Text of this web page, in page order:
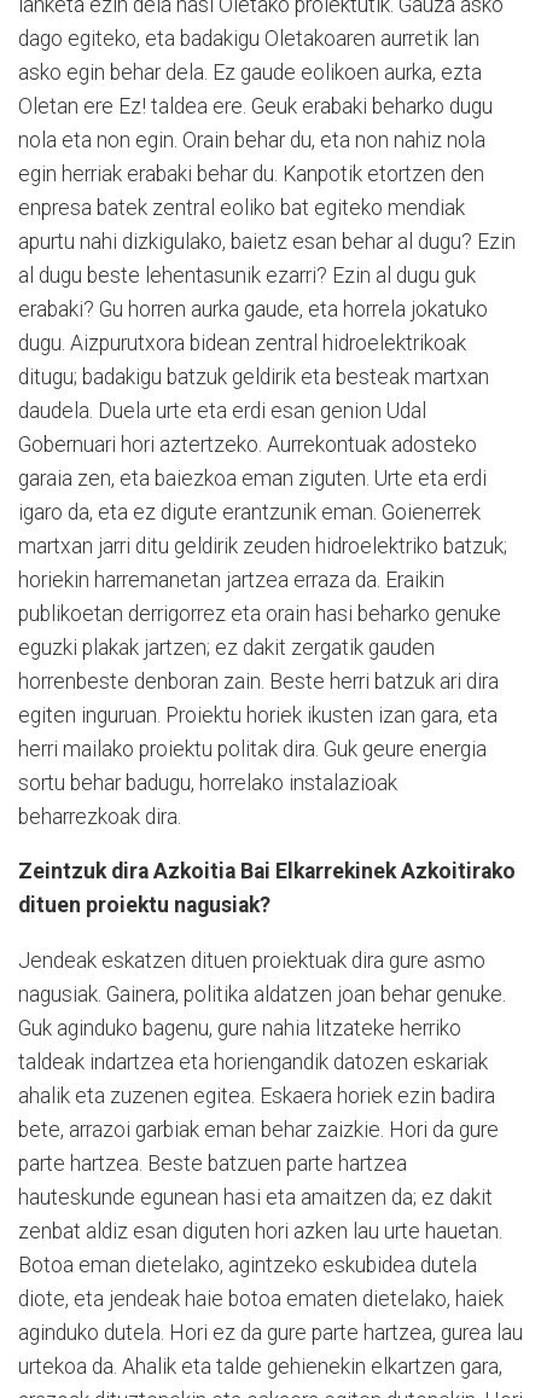
dago egiteko, eta badakigu Oletakoaren aurretik lan
asko egin behar dela. Ez gaude eolikoen aurka, ezta
Oletan ere Ez! taldea ere. Geuk erabaki beharko dugu
nola eta non egin. Orain behar du, eta non nahiz nola
egin herriak erabaki behar du. Kanpotik etortzen den
enpresa batek zentral eoliko bat egiteko mendiak
apurtu nahi dizkigulako, baietz esan behar al dugu? Ezin
al dugu beste lehentasunik ezarri? Ezin al dugu guk
erabaki? Gu horren aurka gaude, eta horrela jokatuko
dugu. Aizpurutxora bidean zentral hidroelektrikoak
ditugu; badakigu batzuk geldirik eta besteak martxan
daudela. Duela urte eta erdi esan genion Udal
Gobernuari hori aztertzeko. Aurrekontuak adosteko
garaia zen, eta baiezkoa eman ziguten. Urte eta erdi
igaro da, eta ez digute erantzunik eman. Goienerrek
martxan jarri ditu geldirik zeuden hidroelektriko batzuk;
horiekin harremanetan jartzea erraza da. Eraikin
publikoetan derrigorrez eta orain hasi beharko genuke
eguzki plakak jartzen; ez dakit zergatik gauden
horrenbeste denboran zain. Beste herri batzuk ari dira
egiten inguruan. Proiektu horiek ikusten izan gara, eta
herri mailako proiektu politak dira. Guk geure energia
sortu behar badugu, horrelako instalazioak
beharrezkoak dira.
Zeintzuk dira Azkoitia Bai Elkarrekinek Azkoitirako
dituen proiektu nagusiak?
Jendeak eskatzen dituen proiektuak dira gure asmo
nagusiak. Gainera, politika aldatzen joan behar genuke.
Guk aginduko bagenu, gure nahia litzateke herriko
taldeak indartzea eta horiengandik datozen eskariak
ahalik eta zuzenen egitea. Eskaera horiek ezin badira
bete, arrazoi garbiak eman behar zaizkie. Hori da gure
parte hartzea. Beste batzuen parte hartzea
hauteskunde egunean hasi eta amaitzen da; ez dakit
zenbat aldiz esan diguten hori azken lau urte hauetan.
Botoa eman dietelako, agintzeko eskubidea dutela
diote, eta jendeak haie botoa ematen dietelako, haiek
aginduko dutela. Hori ez da gure parte hartzea, gurea lau
urtekoa da. Ahalik eta talde gehienekin elkartzen gara,